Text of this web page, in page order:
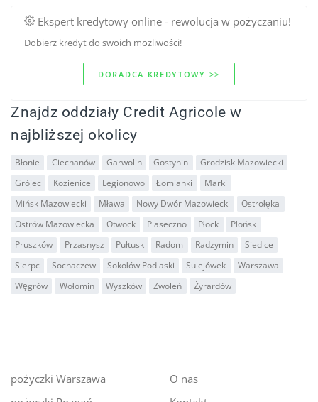
Ekspert kredytowy online - rewolucja w pożyczaniu!
Dobierz kredyt do swoich mozliwości!
DORADCA KREDYTOWY >>
Znajdz oddziały Credit Agricole w
najbliższej okolicy
Błonie Ciechanów Garwolin Gostynin
Grodzisk Mazowiecki
Grójec
Kozienice Legionowo Łomianki
Marki
Mińsk Mazowiecki
Mława Nowy Dwór Mazowiecki
Ostrołęka
Ostrów Mazowiecka
Otwock Piaseczno Płock
Płońsk
Pruszków
Przasnysz Pułtusk Radom Radzymin
Siedlce
Sierpc
Sochaczew Sokołów Podlaski Sulejówek
Warszawa
Węgrów
Wołomin Wyszków Zwoleń Żyrardów
pożyczki Warszawa
O nas